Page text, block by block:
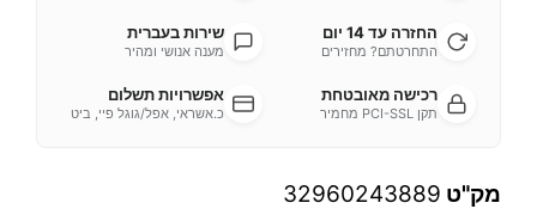
החזרה עד 14 יום
התחרטתם? מחזירים
שירות בעברית
מענה אנושי ומהיר
רכישה מאובטחת
תקן PCI-SSL מחמיר
אפשרויות תשלום
כ.אשראי, אפל/גוגל פיי, ביט
מק"ט 32960243889